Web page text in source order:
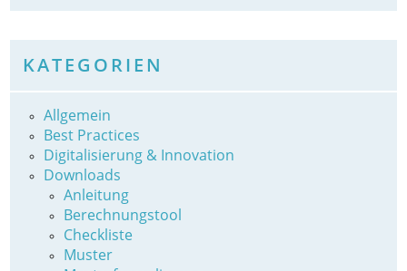
KATEGORIEN
Allgemein
Best Practices
Digitalisierung & Innovation
Downloads
Anleitung
Berechnungstool
Checkliste
Muster